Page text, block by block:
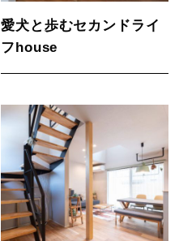
愛犬と歩むセカンドライ
フhouse